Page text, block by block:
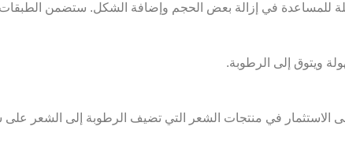
في إزالة بعض الحجم وإضافة الشكل. ستضمن الطبقات
ويتوق إلى الرطوبة.
الاستثمار في منتجات الشعر التي تضيف الرطوبة إلى الشعر